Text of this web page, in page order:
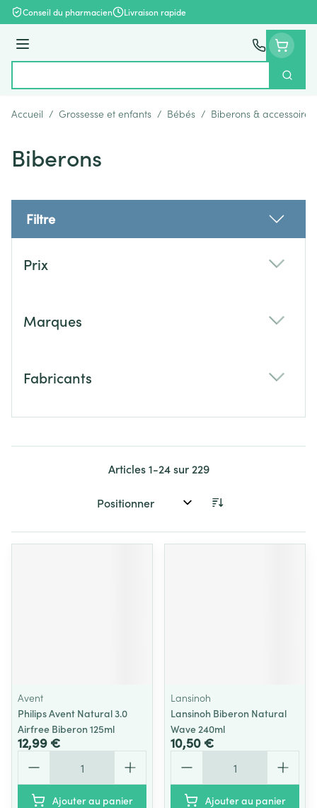
Aller au contenu
Conseil du pharmacien Livraison rapide
Menu
Accueil / Grossesse et enfants / Bébés / Biberons & accessoires
Biberons
Filtre
Prix
Marques
Fabricants
Articles1-24sur 229
Trier par:
Avent
Philips Avent Natural 3.0
Airfree Biberon 125ml
12,99 €
Ajouter au panier
Lansinoh
Lansinoh Biberon Natural
Wave 240ml
10,50 €
Ajouter au panier